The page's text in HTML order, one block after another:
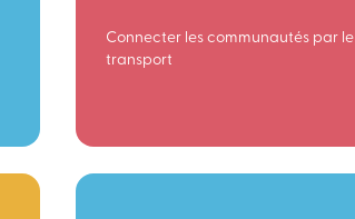
Connecter les communautés par le
transport